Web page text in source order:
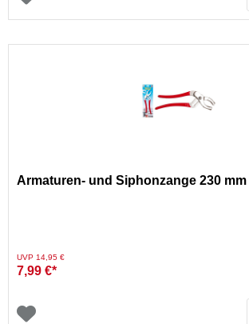
Armaturen- und Siphonzange 230 mm
Preis reduziert von
UVP 14,95 €auf
7,99 €*